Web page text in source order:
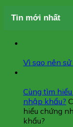
Tin mới nhất
Vì sao nên
Cùng tìm
nhập khẩu?
hiểu chứng
khẩu?